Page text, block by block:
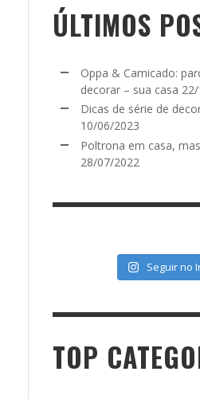
ÚLTIMOS
Oppa & Camicado:
decorar – sua casa
Dicas de série de
10/06/2023
Poltrona em casa,
28/07/2022
Seguir no
TOP